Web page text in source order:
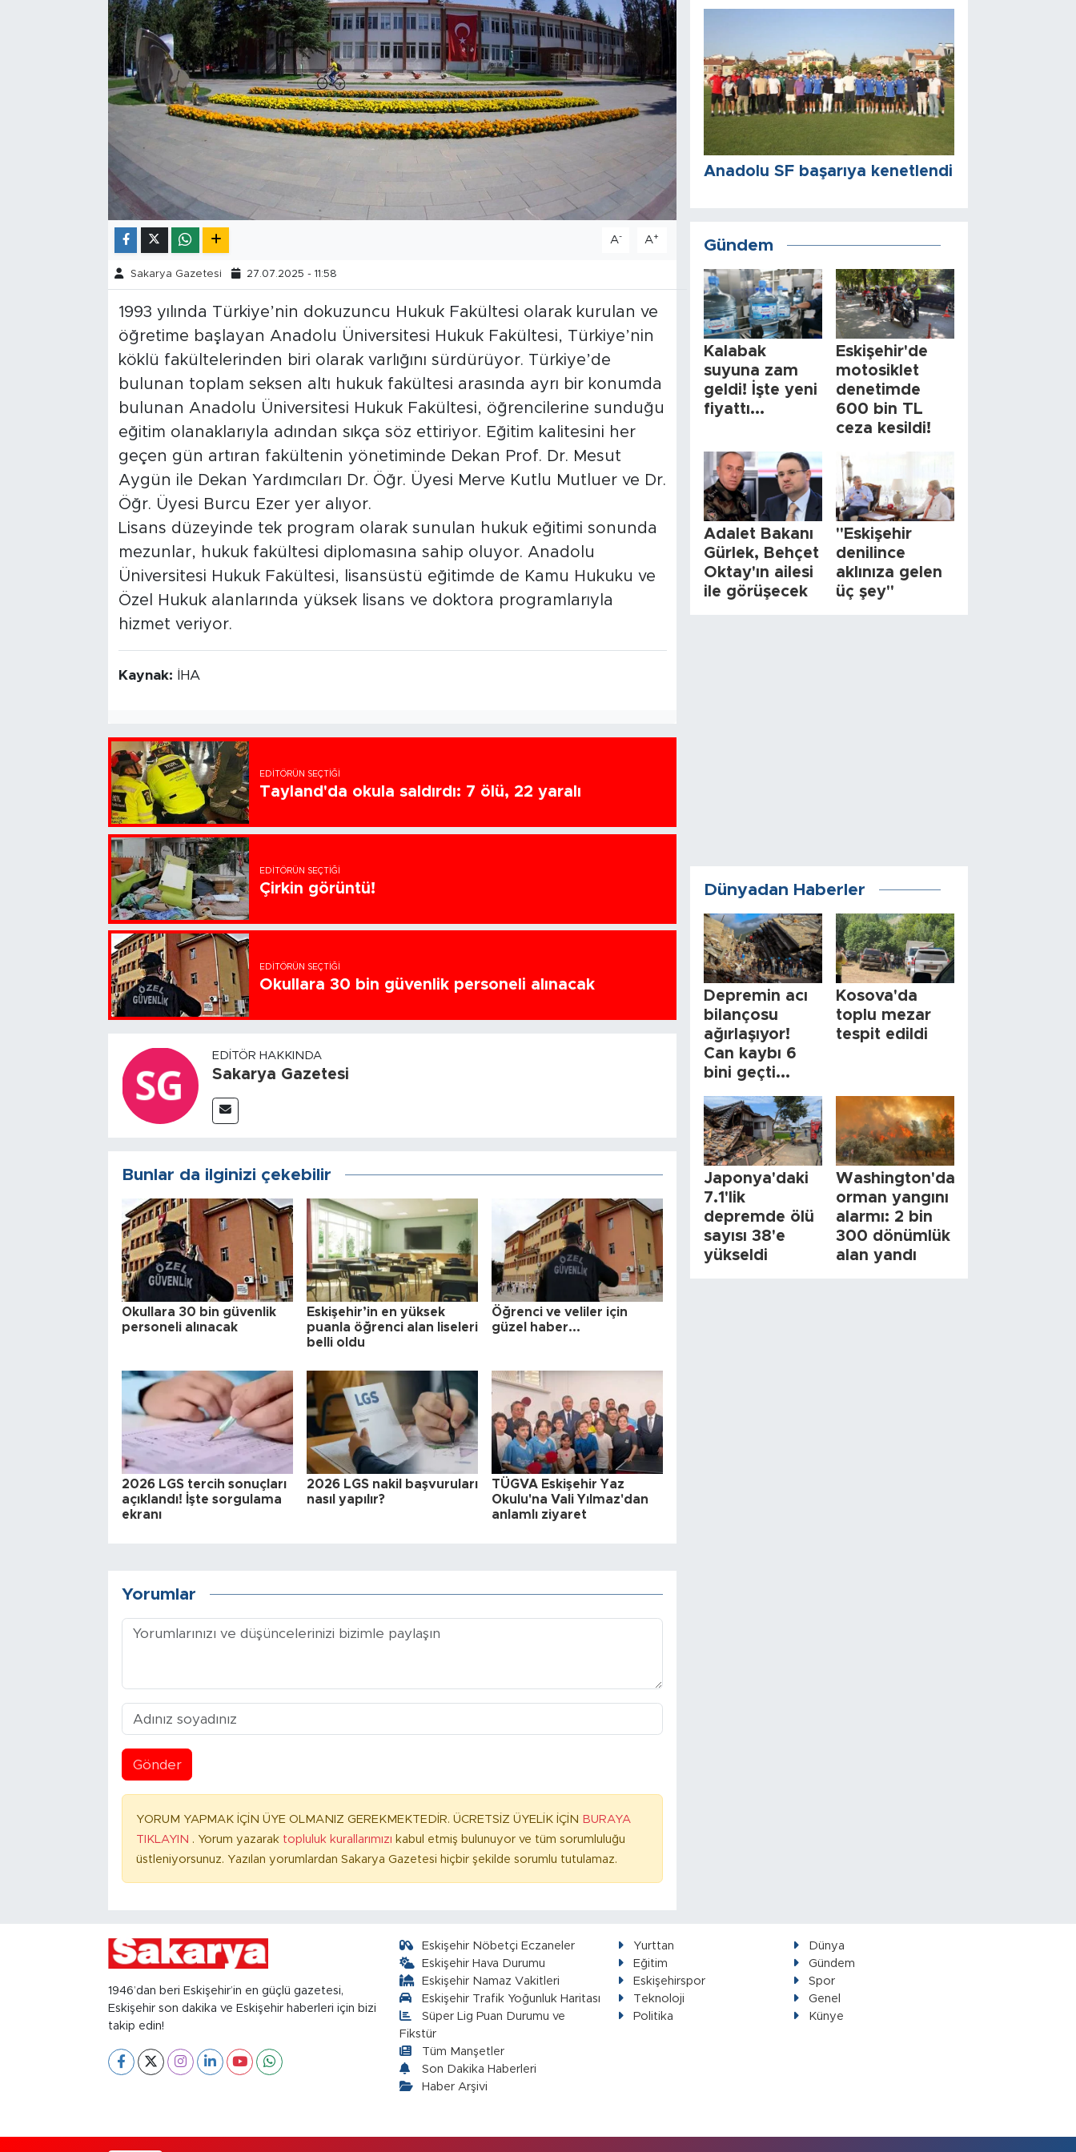
A- A+
Sakarya Gazetesi 27.07.2025 - 11:58
1993 yılında Türkiye’nin dokuzuncu Hukuk Fakültesi olarak kurulan ve
öğretime başlayan Anadolu Üniversitesi Hukuk Fakültesi, Türkiye’nin
köklü fakültelerinden biri olarak varlığını sürdürüyor. Türkiye’de
bulunan toplam seksen altı hukuk fakültesi arasında ayrı bir konumda
bulunan Anadolu Üniversitesi Hukuk Fakültesi, öğrencilerine sunduğu
eğitim olanaklarıyla adından sıkça söz ettiriyor. Eğitim kalitesini her
geçen gün artıran fakültenin yönetiminde Dekan Prof. Dr. Mesut
Aygün ile Dekan Yardımcıları Dr. Öğr. Üyesi Merve Kutlu Mutluer ve Dr.
Öğr. Üyesi Burcu Ezer yer alıyor.
Lisans düzeyinde tek program olarak sunulan hukuk eğitimi sonunda
mezunlar, hukuk fakültesi diplomasına sahip oluyor. Anadolu
Üniversitesi Hukuk Fakültesi, lisansüstü eğitimde de Kamu Hukuku ve
Özel Hukuk alanlarında yüksek lisans ve doktora programlarıyla
hizmet veriyor.
Kaynak: İHA
EDITÖRÜN SEÇTIĞI
Tayland'da okula saldırdı: 7 ölü, 22 yaralı
EDITÖRÜN SEÇTIĞI
Çirkin görüntü!
EDITÖRÜN SEÇTIĞI
Okullara 30 bin güvenlik personeli alınacak
EDITÖR HAKKINDA
Sakarya Gazetesi
Bunlar da ilginizi çekebilir
Okullara 30 bin güvenlik
personeli alınacak
Eskişehir’in en yüksek
puanla öğrenci alan liseleri
belli oldu
Öğrenci ve veliler için
güzel haber...
2026 LGS tercih sonuçları
açıklandı! İşte sorgulama
ekranı
2026 LGS nakil başvuruları
nasıl yapılır?
TÜGVA Eskişehir Yaz
Okulu'na Vali Yılmaz'dan
anlamlı ziyaret
Yorumlar
Gönder
YORUM YAPMAK İÇİN ÜYE OLMANIZ GEREKMEKTEDİR. ÜCRETSİZ ÜYELİK İÇİN BURAYA
TIKLAYIN . Yorum yazarak topluluk kurallarımızı kabul etmiş bulunuyor ve tüm sorumluluğu
üstleniyorsunuz. Yazılan yorumlardan Sakarya Gazetesi hiçbir şekilde sorumlu tutulamaz.
Anadolu SF başarıya kenetlendi
Gündem
Kalabak
suyuna zam
geldi! İşte yeni
fiyattı...
Eskişehir'de
motosiklet
denetimde
600 bin TL
ceza kesildi!
Adalet Bakanı
Gürlek, Behçet
Oktay'ın ailesi
ile görüşecek
"Eskişehir
denilince
aklınıza gelen
üç şey"
Dünyadan Haberler
Depremin acı
bilançosu
ağırlaşıyor!
Can kaybı 6
bini geçti...
Kosova'da
toplu mezar
tespit edildi
Japonya'daki
7.1'lik
depremde ölü
sayısı 38'e
yükseldi
Washington'da
orman yangını
alarmı: 2 bin
300 dönümlük
alan yandı
1946’dan beri Eskişehir’in en güçlü gazetesi,
Eskişehir son dakika ve Eskişehir haberleri için bizi
takip edin!
Eskişehir Nöbetçi Eczaneler
Eskişehir Hava Durumu
Eskişehir Namaz Vakitleri
Eskişehir Trafik Yoğunluk Haritası
Süper Lig Puan Durumu ve
Fikstür
Tüm Manşetler
Son Dakika Haberleri
Haber Arşivi
Yurttan
Dünya
Eğitim
Gündem
Eskişehirspor
Spor
Teknoloji
Genel
Politika
Künye
Resmi İlanlar
Foto Şaka